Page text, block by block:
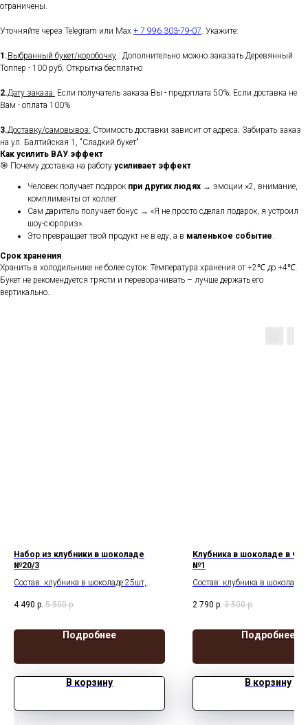
ограничены.
Уточняйте через Telegram или Max + 7 996 303-79-07. Укажите:
1.Выбранный букет/коробочку : Дополнительно можно заказать Деревянный
Топпер - 100 руб; Открытка бесплатно
2.Дату заказа: Если получатель заказа Вы - предоплата 50%; Если доставка не
Вам - оплата 100%
3.Доставку/самовывоз: Стоимость доставки зависит от адреса; Забирать заказ
на ул. Балтийская 1, "Сладкий букет"
Как усилить ВАУ эффект
🎯 Почему доставка на работу усиливает эффект
Человек получает подарок при других людях → эмоции ×2, внимание,
комплименты от коллег.
Сам даритель получает бонус → «Я не просто сделал подарок, я устроил
шоу-сюрприз».
Это превращает твой продукт не в еду, а в маленькое событие.
Срок хранения
Хранить в холодильнике не более суток. Температура хранения от +2℃ до +4℃.
Букет не рекомендуется трясти и переворачивать – лучше держать его
вертикально.
Набор из клубники в шоколаде
№20/3
Состав: клубника в шоколаде 25шт,
Крышка с вырезом сердце
4 490 р. 5 500 р.
Подробнее
В корзину
Клубника в шоколаде в
№1
Состав: клубника в шоколаде
2 790 р. 3 500 р.
Подробнее
В корзину